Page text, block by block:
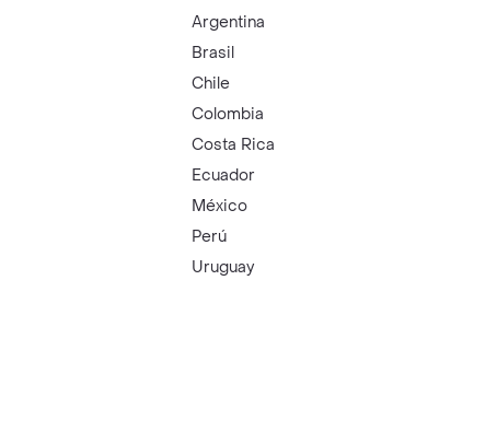
Argentina
Brasil
Chile
Colombia
Costa Rica
Ecuador
México
Perú
Uruguay